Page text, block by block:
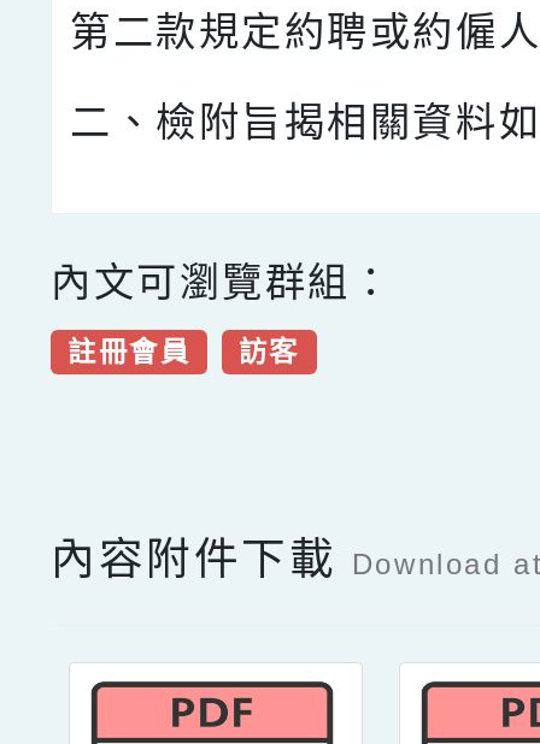
第二款規定約聘或約僱
二、檢附旨揭相關資料
內文可瀏覽群組：
註冊會員 訪客
內容附件下載 Download